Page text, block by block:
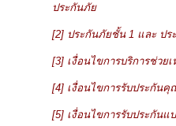
ประกันภัย
[2] ประกันภัยชั้น 1 และ ปร
[3] เงื่อนไขการบริการช่วย
[4] เงื่อนไขการรับประกัน
[5] เงื่อนไขการรับประกันแ